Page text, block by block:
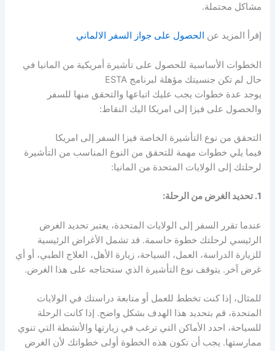
مشاكل محتملة.
إقرأ المزيد عن الحصول على جواز السفر الالماني
الخطوات الأساسية للحصول على تأشيرة أمريكية من المانيا في
حال لم تكن جنسيتك مؤهلة لبرنامج ESTA
يوجد عدة خطوات يجب عليك اتباعها والتحقق منها للسفر
والحصول على فيزا إلى امريكا اليك النقاط:
التحقق من نوع التأشيرة الخاصة فيزا السفر إلى امريكا
فيما يلي خطوات مهمة للتحقق من النوع المناسب من التأشيرة
لرحلتك إلى الولايات المتحدة من المانيا:
1. تحديد الغرض من الرحلة:
عندما تقرر السفر إلى الولايات المتحدة، يعتبر تحديد الغرض
الرئيسي لرحلتك خطوة حاسمة. قد تشمل الأغراض الرئيسية
للزيارة الدراسة، العمل، السياحة، زيارة الأهل، العلاج الطبي، أو أي
غرض آخر. يتوقف نوع التأشيرة الذي ستحتاجه على هذا الغرض.
للمثال، إذا كنت تخطط للعمل أو متابعة دراستك في الولايات
المتحدة، قم بتحديد هذا الهدف بشكل واضح. إذا كانت الرحلة
للسياحة، احدد الأماكن التي ترغب في زيارتها والأنشطة التي تنوي
ممارستها. يجب أن تكون هذه الخطوة أولى خطواتك لأن الغرض